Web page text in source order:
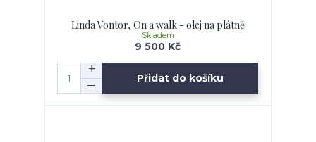
Linda Vontor, On a walk - olej na plátně
9 500 Kč
Skladem
Přidat do košíku